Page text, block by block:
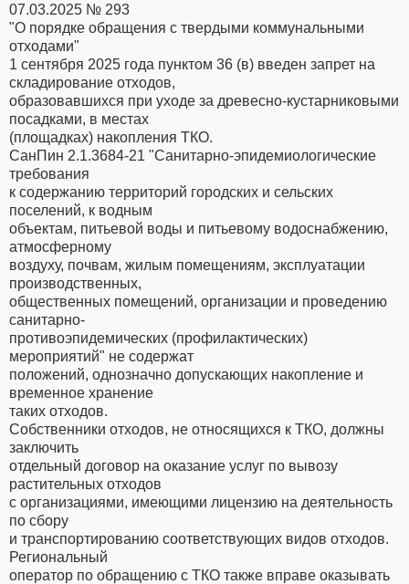
07.03.2025 № 293
"О порядке обращения с твердыми коммунальными
отходами"
1 сентября 2025 года пунктом 36 (в) введен запрет на
складирование отходов,
образовавшихся при уходе за древесно-кустарниковыми
посадками, в местах
(площадках) накопления ТКО.
СанПин 2.1.3684-21 "Санитарно-эпидемиологические
требования
к содержанию территорий городских и сельских
поселений, к водным
объектам, питьевой воды и питьевому водоснабжению,
атмосферному
воздуху, почвам, жилым помещениям, эксплуатации
производственных,
общественных помещений, организации и проведению
санитарно-
противоэпидемических (профилактических)
мероприятий" не содержат
положений, однозначно допускающих накопление и
временное хранение
таких отходов.
Собственники отходов, не относящихся к ТКО, должны
заключить
отдельный договор на оказание услуг по вывозу
растительных отходов
с организациями, имеющими лицензию на деятельность
по сбору
и транспортированию соответствующих видов отходов.
Региональный
оператор по обращению с ТКО также вправе оказывать